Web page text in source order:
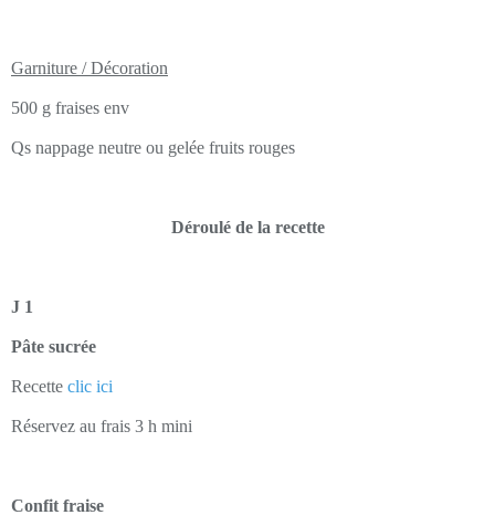
Garniture / Décoration
500 g fraises env
Qs nappage neutre ou gelée fruits rouges
Déroulé de la recette
J 1
Pâte sucrée
Recette clic ici
Réservez au frais 3 h mini
Confit fraise